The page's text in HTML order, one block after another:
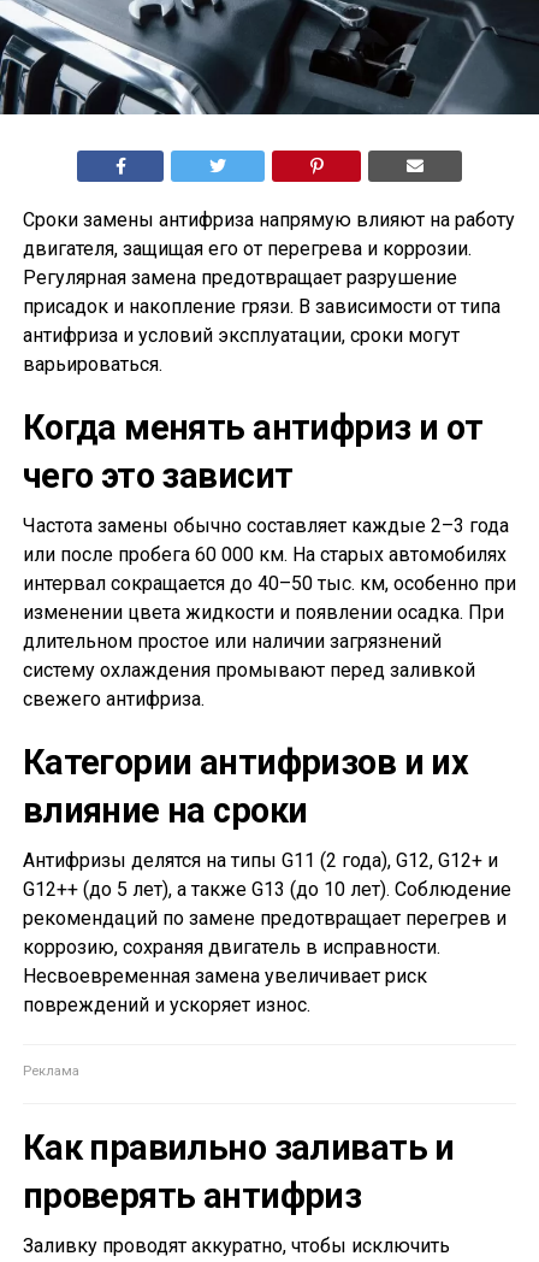
Сроки замены антифриза напрямую влияют на работу
двигателя, защищая его от перегрева и коррозии.
Регулярная замена предотвращает разрушение
присадок и накопление грязи. В зависимости от типа
антифриза и условий эксплуатации, сроки могут
варьироваться.
Когда менять антифриз и от
чего это зависит
Частота замены обычно составляет каждые 2–3 года
или после пробега 60 000 км. На старых автомобилях
интервал сокращается до 40–50 тыс. км, особенно при
изменении цвета жидкости и появлении осадка. При
длительном простое или наличии загрязнений
систему охлаждения промывают перед заливкой
свежего антифриза.
Категории антифризов и их
влияние на сроки
Антифризы делятся на типы G11 (2 года), G12, G12+ и
G12++ (до 5 лет), а также G13 (до 10 лет). Соблюдение
рекомендаций по замене предотвращает перегрев и
коррозию, сохраняя двигатель в исправности.
Несвоевременная замена увеличивает риск
повреждений и ускоряет износ.
Как правильно заливать и
проверять антифриз
Заливку проводят аккуратно, чтобы исключить